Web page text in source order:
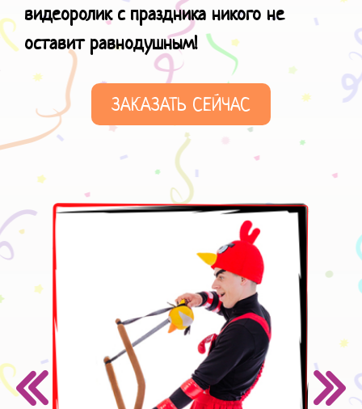
видеоролик с праздника никого не
оставит равнодушным!
ЗАКАЗАТЬ СЕЙЧАС